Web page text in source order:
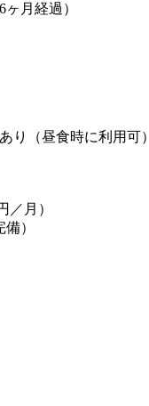
月経過）
り（昼食時に利用可）
／月）
）